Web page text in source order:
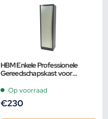
HBM Enkele Professionele
Gereedschapskast voor
Op voorraad
€230